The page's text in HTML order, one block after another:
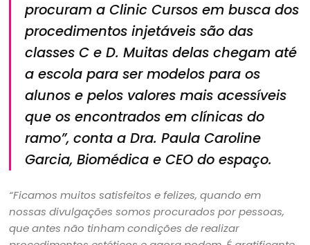
procuram a Clinic Cursos em busca dos
procedimentos injetáveis são das
classes C e D. Muitas delas chegam até
a escola para ser modelos para os
alunos e pelos valores mais acessíveis
que os encontrados em clínicas do
ramo”, conta a Dra. Paula Caroline
Garcia, Biomédica e CEO do espaço.
“Ficamos muitos satisfeitos e felizes, quando em
nossas divulgações somos procurados por pessoas,
que antes não tinham condições de realizar